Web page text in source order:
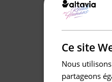
Ce site
Nous
partageons